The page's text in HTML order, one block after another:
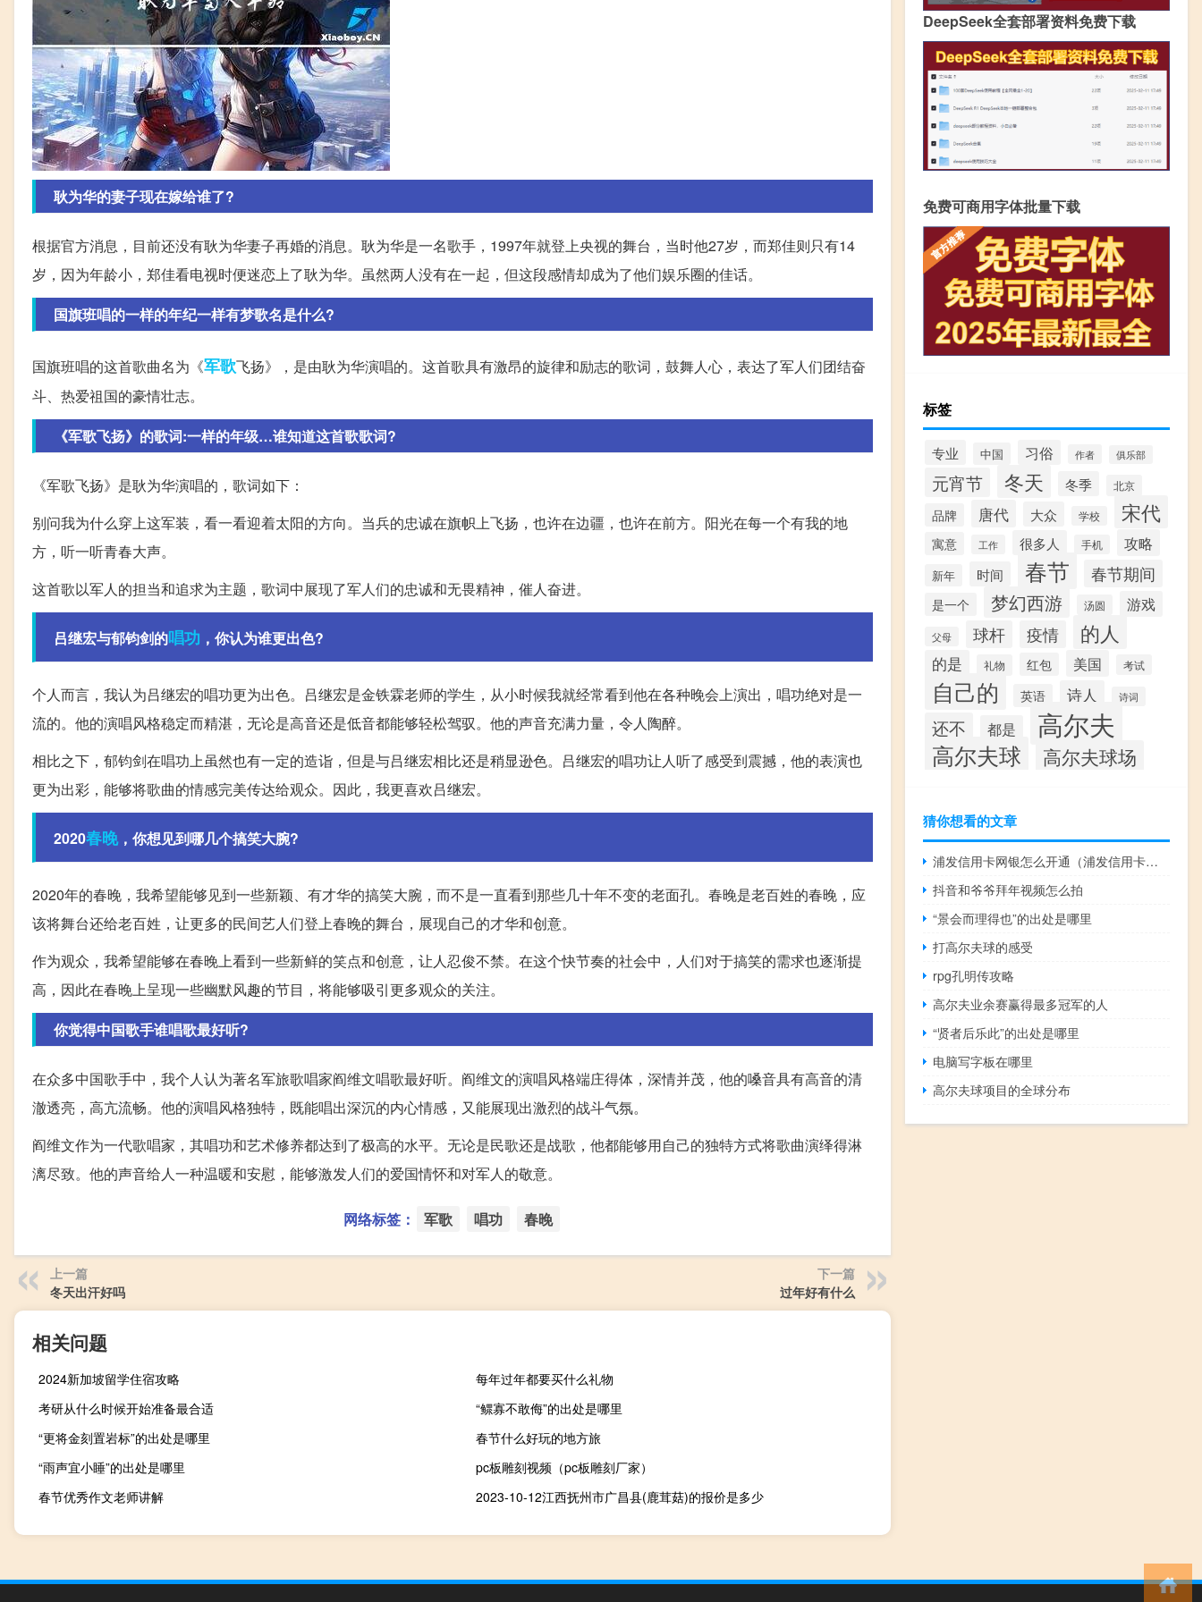
耿为华的妻子现在嫁给谁了?
根据官方消息，目前还没有耿为华妻子再婚的消息。耿为华是一名歌手，1997年就登上央视的舞台，当时他27岁，而郑佳则只有14
岁，因为年龄小，郑佳看电视时便迷恋上了耿为华。虽然两人没有在一起，但这段感情却成为了他们娱乐圈的佳话。
国旗班唱的一样的年纪一样有梦歌名是什么?
国旗班唱的这首歌曲名为《军歌飞扬》，是由耿为华演唱的。这首歌具有激昂的旋律和励志的歌词，鼓舞人心，表达了军人们团结奋
斗、热爱祖国的豪情壮志。
《军歌飞扬》的歌词:一样的年级…谁知道这首歌歌词?
《军歌飞扬》是耿为华演唱的，歌词如下：
别问我为什么穿上这军装，看一看迎着太阳的方向。当兵的忠诚在旗帜上飞扬，也许在边疆，也许在前方。阳光在每一个有我的地
方，听一听青春大声。
这首歌以军人的担当和追求为主题，歌词中展现了军人们的忠诚和无畏精神，催人奋进。
吕继宏与郁钧剑的唱功 ，你认为谁更出色?
个人而言，我认为吕继宏的唱功更为出色。吕继宏是金铁霖老师的学生，从小时候我就经常看到他在各种晚会上演出，唱功绝对是一
流的。他的演唱风格稳定而精湛，无论是高音还是低音都能够轻松驾驭。他的声音充满力量，令人陶醉。
相比之下，郁钧剑在唱功上虽然也有一定的造诣，但是与吕继宏相比还是稍显逊色。吕继宏的唱功让人听了感受到震撼，他的表演也
更为出彩，能够将歌曲的情感完美传达给观众。因此，我更喜欢吕继宏。
2020春晚，你想见到哪几个搞笑大腕?
2020年的春晚，我希望能够见到一些新颖、有才华的搞笑大腕，而不是一直看到那些几十年不变的老面孔。春晚是老百姓的春晚，应
该将舞台还给老百姓，让更多的民间艺人们登上春晚的舞台，展现自己的才华和创意。
作为观众，我希望能够在春晚上看到一些新鲜的笑点和创意，让人忍俊不禁。在这个快节奏的社会中，人们对于搞笑的需求也逐渐提
高，因此在春晚上呈现一些幽默风趣的节目，将能够吸引更多观众的关注。
你觉得中国歌手谁唱歌最好听?
在众多中国歌手中，我个人认为著名军旅歌唱家阎维文唱歌最好听。阎维文的演唱风格端庄得体，深情并茂，他的嗓音具有高音的清
澈透亮，高亢流畅。他的演唱风格独特，既能唱出深沉的内心情感，又能展现出激烈的战斗气氛。
阎维文作为一代歌唱家，其唱功和艺术修养都达到了极高的水平。无论是民歌还是战歌，他都能够用自己的独特方式将歌曲演绎得淋
漓尽致。他的声音给人一种温暖和安慰，能够激发人们的爱国情怀和对军人的敬意。
网络标签： 军歌 唱功 春晚
上一篇
冬天出汗好吗
下一篇
过年好有什么
相关问题
2024新加坡留学住宿攻略
每年过年都要买什么礼物
考研从什么时候开始准备最合适
“鳏寡不敢侮”的出处是哪里
“更将金刻置岩标”的出处是哪里
春节什么好玩的地方旅
“雨声宜小睡”的出处是哪里
pc板雕刻视频（pc板雕刻厂家）
春节优秀作文老师讲解
2023-10-12江西抚州市广昌县(鹿茸菇)的报价是多少
DeepSeek全套部署资料免费下载
免费可商用字体批量下载
标签
专业 中国 习俗 作者 俱乐部
元宵节 冬天 冬季 北京
品牌 唐代 大众 学校 宋代
寓意 工作 很多人 手机 攻略
新年 时间 春节 春节期间
是一个 梦幻西游 汤圆 游戏
父母 球杆 疫情 的人
的是 礼物 红包 美国 考试
自己的 英语 诗人 诗词
还不 都是 高尔夫
高尔夫球 高尔夫球场
猜你想看的文章
浦发信用卡网银怎么开通（浦发信用卡网银怎么开通）
抖音和爷爷拜年视频怎么拍
“景会而理得也”的出处是哪里
打高尔夫球的感受
rpg孔明传攻略
高尔夫业余赛赢得最多冠军的人
“贤者后乐此”的出处是哪里
电脑写字板在哪里
高尔夫球项目的全球分布